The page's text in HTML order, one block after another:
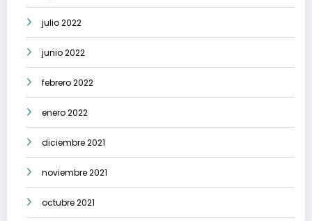
julio 2022
junio 2022
febrero 2022
enero 2022
diciembre 2021
noviembre 2021
octubre 2021